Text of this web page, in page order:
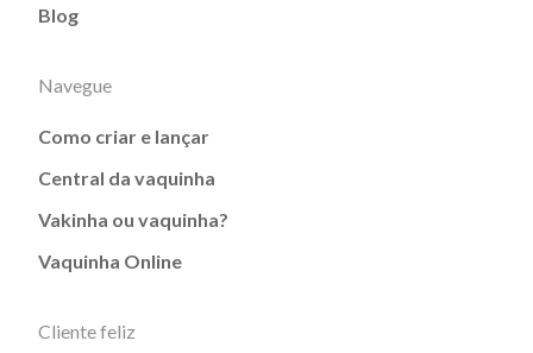
Blog
Navegue
Como criar e lançar
Central da vaquinha
Vakinha ou vaquinha?
Vaquinha Online
Cliente feliz